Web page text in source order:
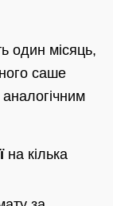
один місяць,
саше
на кілька